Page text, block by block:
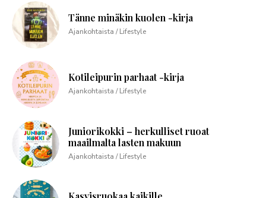
Tänne minäkin kuolen -kirja
Ajankohtaista / Lifestyle
Kotileipurin parhaat -kirja
Ajankohtaista / Lifestyle
Juniorikokki – herkulliset ruoat
maailmalta lasten makuun
Ajankohtaista / Lifestyle